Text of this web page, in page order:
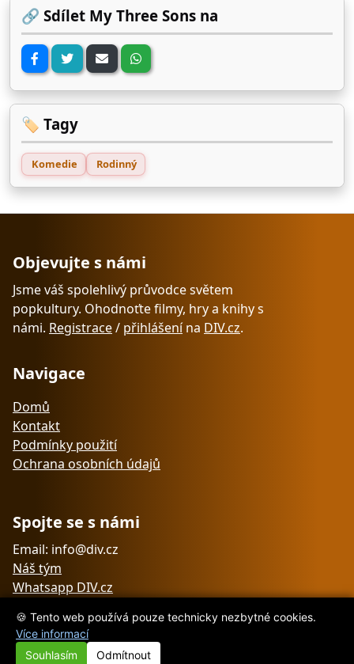
🔗 Sdílet My Three Sons na
🏷️ Tagy
Komedie Rodinný
Objevujte s námi
Jsme váš spolehlivý průvodce světem
popkultury. Ohodnoťte filmy, hry a knihy s
námi. Registrace/ přihlášenína DIV.cz.
Navigace
Domů
Kontakt
Podmínky použití
Ochrana osobních údajů
Spojte se s námi
Email: info@div.cz
Náš tým
Whatsapp DIV.cz
🍪 Tento web používá pouze technicky nezbytné cookies.
Více informací
Souhlasím
Odmítnout